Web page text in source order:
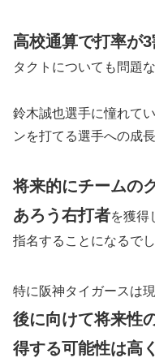
高校通算で打率が3
タクトについても問題
鈴木誠也選手に憧れて
ンを打てる選手への成
将来的にチームの
あろう右打者を獲得
指名することになるでし
特に阪神タイガースは
後に向けて将来性
得する可能性は高く